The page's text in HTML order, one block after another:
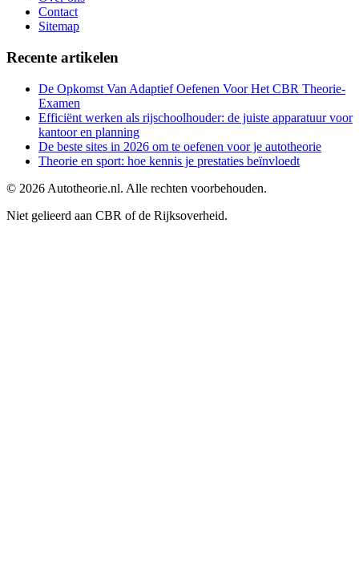
Contact
Sitemap
Recente artikelen
De Opkomst Van Adaptief Oefenen Voor Het CBR Theorie-
Examen
Efficiënt werken als rijschoolhouder: de juiste apparatuur voor
kantoor en planning
De beste sites in 2026 om te oefenen voor je autotheorie
Theorie en sport: hoe kennis je prestaties beïnvloedt
© 2026 Autotheorie.nl. Alle rechten voorbehouden.
Niet gelieerd aan CBR of de Rijksoverheid.